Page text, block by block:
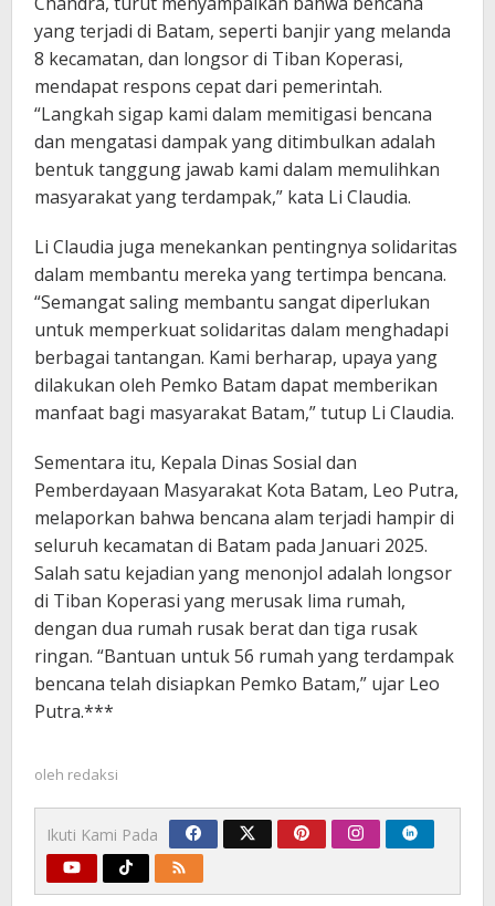
yang terjadi di Batam, seperti banjir yang melanda
8 kecamatan, dan longsor di Tiban Koperasi,
mendapat respons cepat dari pemerintah.
“Langkah sigap kami dalam memitigasi bencana
dan mengatasi dampak yang ditimbulkan adalah
bentuk tanggung jawab kami dalam memulihkan
masyarakat yang terdampak,” kata Li Claudia.
Li Claudia juga menekankan pentingnya solidaritas
dalam membantu mereka yang tertimpa bencana.
“Semangat saling membantu sangat diperlukan
untuk memperkuat solidaritas dalam menghadapi
berbagai tantangan. Kami berharap, upaya yang
dilakukan oleh Pemko Batam dapat memberikan
manfaat bagi masyarakat Batam,” tutup Li Claudia.
Sementara itu, Kepala Dinas Sosial dan
Pemberdayaan Masyarakat Kota Batam, Leo Putra,
melaporkan bahwa bencana alam terjadi hampir di
seluruh kecamatan di Batam pada Januari 2025.
Salah satu kejadian yang menonjol adalah longsor
di Tiban Koperasi yang merusak lima rumah,
dengan dua rumah rusak berat dan tiga rusak
ringan. “Bantuan untuk 56 rumah yang terdampak
bencana telah disiapkan Pemko Batam,” ujar Leo
Putra.***
oleh redaksi
Ikuti Kami Pada